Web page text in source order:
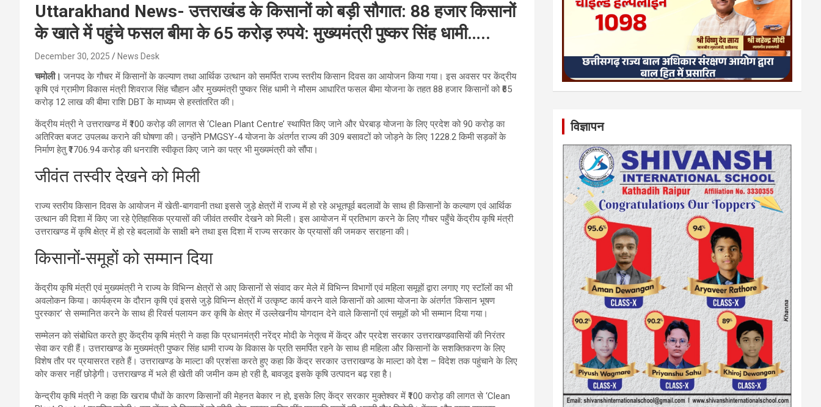
Uttarakhand News- उत्तराखंड के किसानों को बड़ी सौगात: 88 हजार किसानों
के खाते में पहुंचे फसल बीमा के 65 करोड़ रुपये: मुख्यमंत्री पुष्कर सिंह धामी…..
December 30, 2025 News Desk
चमोली।जनपद के गौचर में किसानों के कल्याण तथा आर्थिक उत्थान को समर्पित राज्य स्तरीय किसान दिवस का आयोजन किया गया। इस अवसर पर केंद्रीय
कृषि एवं ग्रामीण विकास मंत्री शिवराज सिंह चौहान और मुख्यमंत्री पुष्कर सिंह धामी ने मौसम आधारित फसल बीमा योजना के तहत 88 हजार किसानों को ₹65
करोड़ 12 लाख की बीमा राशि DBT के माध्यम से हस्तांतरित की।
केंद्रीय मंत्री ने उत्तराखण्ड में ₹100 करोड़ की लागत से ‘Clean Plant Centre’ स्थापित किए जाने और घेरबाड़ योजना के लिए प्रदेश को 90 करोड़ का
अतिरिक्त बजट उपलब्ध कराने की घोषणा की। उन्होंने PMGSY-4 योजना के अंतर्गत राज्य की 309 बसावटों को जोड़ने के लिए 1228.2 किमी सड़कों के
निर्माण हेतु ₹1706.94 करोड़ की धनराशि स्वीकृत किए जाने का पत्र भी मुख्यमंत्री को सौंपा।
जीवंत तस्वीर देखने को मिली
राज्य स्तरीय किसान दिवस के आयोजन में खेती-बागवानी तथा इससे जुड़े क्षेत्रों में राज्य में हो रहे अभूतपूर्व बदलावों के साथ ही किसानों के कल्याण एवं आर्थिक
उत्थान की दिशा में किए जा रहे ऐतिहासिक प्रयासों की जीवंत तस्वीर देखने को मिली। इस आयोजन में प्रतिभाग करने के लिए गौचर पहुँचे केंद्रीय कृषि मंत्री
उत्तराखण्ड में कृषि क्षेत्र में हो रहे बदलावों के साक्षी बने तथा इस दिशा में राज्य सरकार के प्रयासों की जमकर सराहना की।
किसानों-समूहों को सम्मान दिया
केंद्रीय कृषि मंत्री एवं मुख्यमंत्री ने राज्य के विभिन्न क्षेत्रों से आए किसानों से संवाद कर मेले में विभिन्न विभागों एवं महिला समूहों द्वारा लगाए गए स्टॉलों का भी
अवलोकन किया। कार्यक्रम के दौरान कृषि एवं इससे जुड़े विभिन्न क्षेत्रों में उत्कृष्ट कार्य करने वाले किसानों को आत्मा योजना के अंतर्गत ‘किसान भूषण
पुरस्कार’ से सम्मानित करने के साथ ही रिवर्स पलायन कर कृषि के क्षेत्र में उल्लेखनीय योगदान देने वाले किसानों एवं समूहों को भी सम्मान दिया गया।
सम्मेलन को संबोधित करते हुए केंद्रीय कृषि मंत्री ने कहा कि प्रधानमंत्री नरेंद्र मोदी के नेतृत्व में केंद्र और प्रदेश सरकार उत्तराखण्डवासियों की निरंतर
सेवा कर रही हैं। उत्तराखण्ड के मुख्यमंत्री पुष्कर सिंह धामी राज्य के विकास के प्रति समर्पित रहने के साथ ही महिला और किसानों के सशक्तिकरण के लिए
विशेष तौर पर प्रयासरत रहते हैं। उत्तराखण्ड के माल्टा की प्रशंसा करते हुए कहा कि केंद्र सरकार उत्तराखण्ड के माल्टा को देश – विदेश तक पहुंचाने के लिए
कोर कसर नहीं छोड़ेगी। उत्तराखण्ड में भले ही खेती की जमीन कम हो रही है, बावजूद इसके कृषि उत्पादन बढ़ रहा है।
केन्द्रीय कृषि मंत्री ने कहा कि खराब पौधों के कारण किसानों की मेहनत बेकार न हो, इसके लिए केंद्र सरकार मुक्तेश्वर में ₹100 करोड़ की लागत से ‘Clean
विज्ञापन